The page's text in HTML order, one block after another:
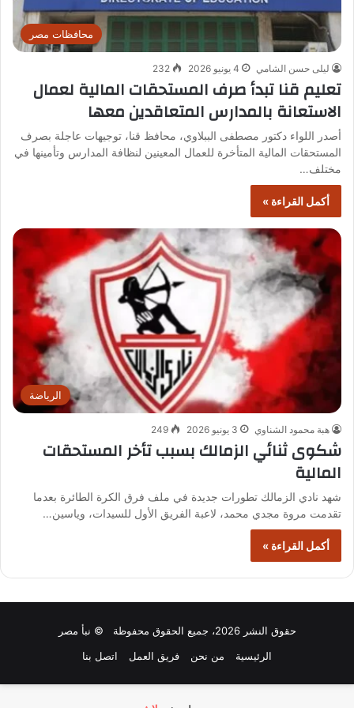
محافظات مصر
ليلى حسن الشامي 4 يونيو 2026 232
تعليم قنا تبدأ صرف المستحقات المالية لعمال
الاستعانة بالمدارس المتعاقدين معها
أصدر اللواء دكتور مصطفى الببلاوي، محافظ قنا، توجيهات عاجلة بصرف
المستحقات المالية المتأخرة للعمال المعينين لنظافة المدارس وتأمينها في
مختلف…
أكمل القراءة »
الرياضة
هبة محمود الشناوي 3 يونيو 2026 249
شكوى ثنائي الزمالك بسبب تأخر المستحقات
المالية
شهد نادي الزمالك تطورات جديدة في ملف فرق الكرة الطائرة بعدما
تقدمت مروة مجدي محمد، لاعبة الفريق الأول للسيدات، وياسين…
أكمل القراءة »
حقوق النشر 2026، جميع الحقوق محفوظة © نبأ مصر
الرئيسية
من نحن فريق العمل اتصل بنا